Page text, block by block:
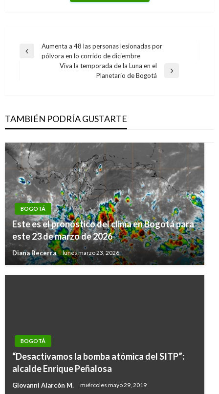
Navegación
Entrada
Aumenta a 48 las personas lesionadas por
pólvora en lo corrido de diciembre
Viva la temporada de la Luna en el
Planetario de Bogotá
TAMBIÉN PODRÍA GUSTARTE
BOGOTÁ
Este es el pronóstico del clima en Bogotá para
este 23 de marzo de 2026
Diana Becerra lunes marzo 23, 2026
BOGOTÁ
“Desactivamos la bomba atómica del SITP”:
alcalde Enrique Peñalosa
Giovanni Alarcón M. miércoles mayo 29, 2019